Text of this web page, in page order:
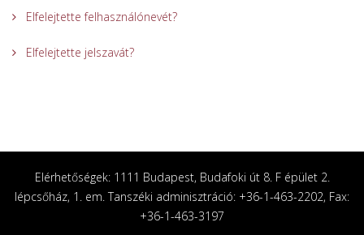
Elfelejtette felhasználónevét?
Elfelejtette jelszavát?
Elérhetőségek: 1111 Budapest, Budafoki út 8. F épület 2.
lépcsőház, 1. em. Tanszéki adminisztráció: +36-1-463-2202, Fax:
+36-1-463-3197